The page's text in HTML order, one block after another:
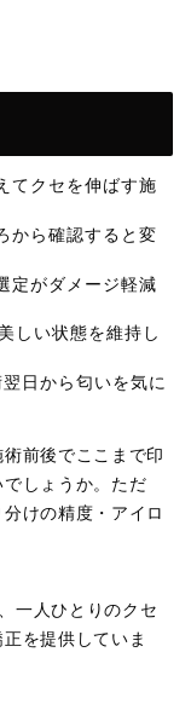
てクセを伸ばす施
から確認すると変
定がダメージ軽減
しい状態を維持し
日から匂いを気に
前後でここまで印
しょうか。ただ
けの精度・アイロ
一人ひとりのクセ
を提供していま